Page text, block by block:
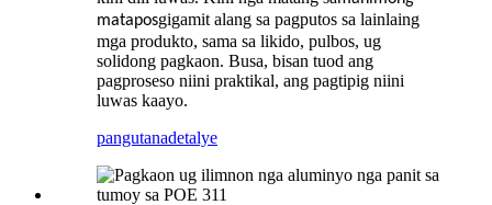
mataposgigamit alang sa pagputos sa lainlaing
mga produkto, sama sa likido, pulbos, ug
solidong pagkaon. Busa, bisan tuod ang
pagproseso niini praktikal, ang pagtipig niini
luwas kaayo.
pangutanadetalye